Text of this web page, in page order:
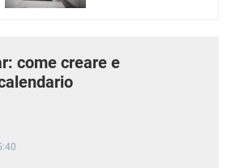
come creare e